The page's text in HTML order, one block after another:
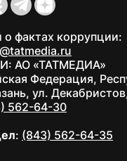
фактах коррупции:
АО «ТАТМЕДИА»
Федерация,
ул.
562-64-30
: (843) 562-64-35